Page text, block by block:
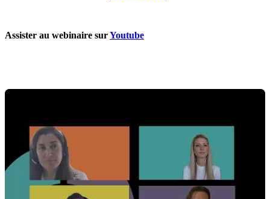
Assister au webinaire surYoutube